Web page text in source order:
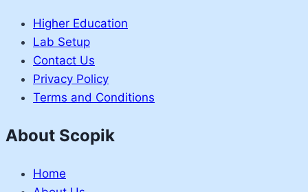
Higher Education
Lab Setup
Contact Us
Privacy Policy
Terms and Conditions
About Scopik
Home